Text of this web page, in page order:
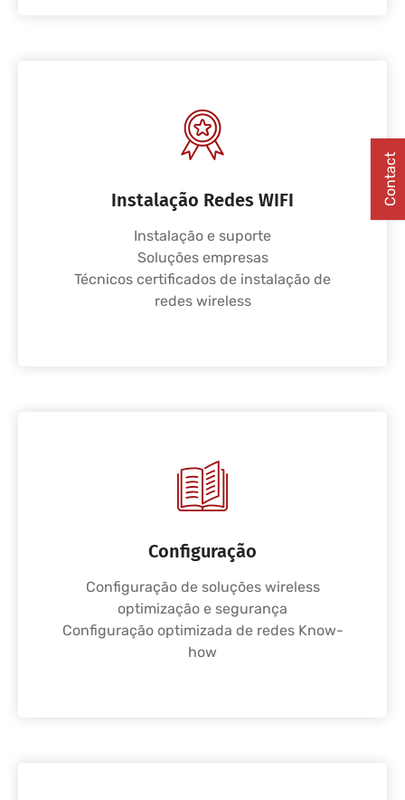
Instalação Redes WIFI
Instalação e suporte
Soluções empresas
Técnicos certificados de instalação de
redes wireless
Configuração
Configuração de soluções wireless
optimização e segurança
Configuração optimizada de redes Know-
how
Contact